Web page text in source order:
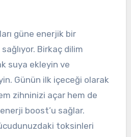
güne enerjik bir
sağlıyor. Birkaç dilim
suya ekleyin ve
Günün ilk içeceği olarak
zihninizi açar hem de
boost’u sağlar.
toksinleri